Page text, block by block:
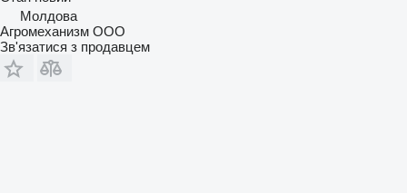
Молдова
Агромеханизм ООО
Зв'язатися з продавцем